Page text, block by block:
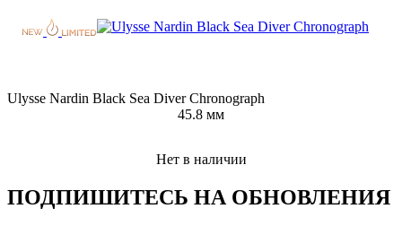
Ulysse Nardin Black Sea Diver Chronograph
45.8 мм
Нет в наличии
ПОДПИШИТЕСЬ НА ОБНОВЛЕНИЯ